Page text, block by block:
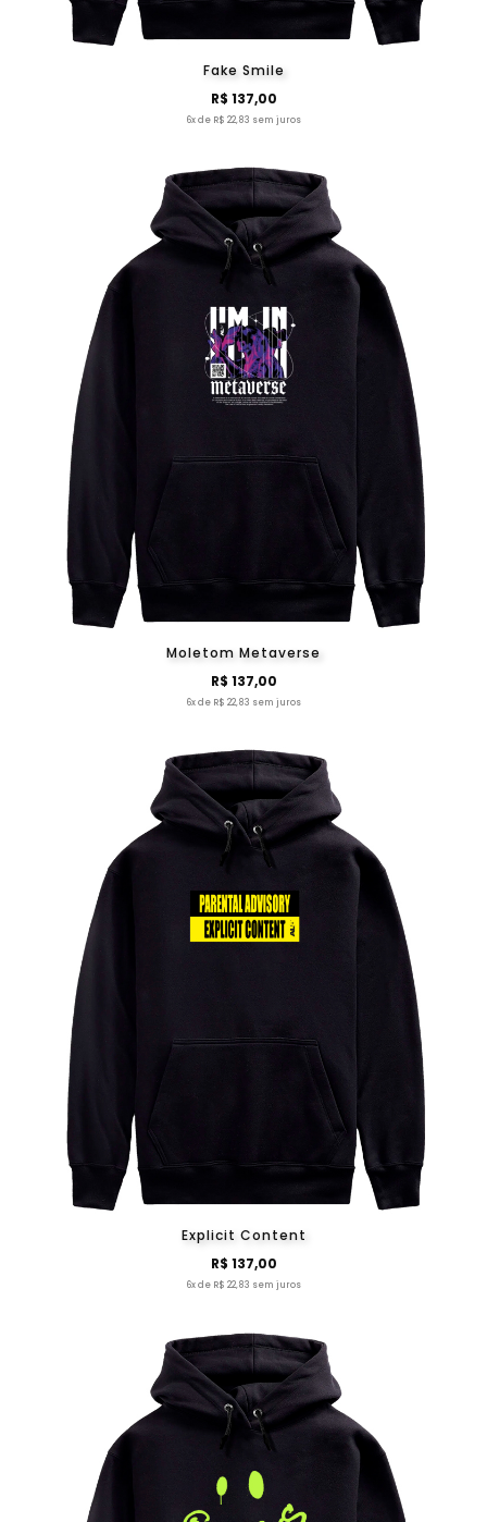
Fake Smile
R$ 137,00
6x de R$ 22,83 sem juros
Moletom Metaverse
R$ 137,00
6x de R$ 22,83 sem juros
Explicit Content
R$ 137,00
6x de R$ 22,83 sem juros